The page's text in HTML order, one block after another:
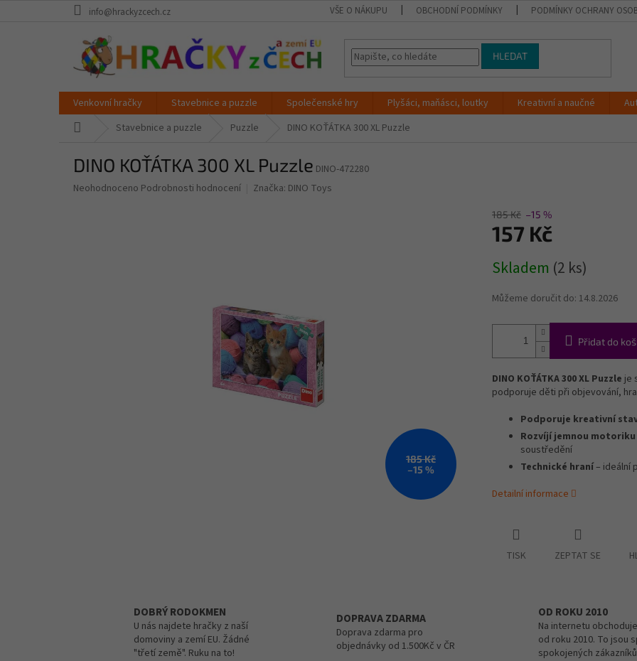
info@hrackyzcech.cz VŠE O NÁKUPU OBCHODNÍ PODMÍNKY PODMÍNKY OCHRANY
HLEDAT
Venkovní hračky Stavebnice a puzzle Společenské hry Plyšáci, maňásci, loutky Kreativní a naučné
Stavebnice a puzzle Puzzle DINO KOŤÁTKA 300 XL Puzzle
DINO KOŤÁTKA 300 XL Puzzle DINO-472280
Průměrné
Neohodnoceno Podrobnosti hodnocení Značka: DINO Toys
185 Kč
–15 %
185 Kč –15 %
157 Kč
cena:
Skladem (2 ks)
Můžeme doručit do: 14.8.2026
Přidat do
DINO KOŤÁTKA 300 XL Puzzle je
podporuje děti při objevování,
Podporuje kreativní
Rozvíjí jemnou motoriku
soustředění
Technické hraní– ideální
Detailní informace
TISK ZEPTAT SE
DOBRÝ RODOKMEN
U nás najdete hračky z naší
domoviny a zemí EU. Žádné
"třetí země". Ruku na to!
DOPRAVA ZDARMA
Doprava zdarma pro
objednávky od 1.500Kč v ČR
OD ROKU 2010
Na internetu
od roku 2010. To jsou
spokojených